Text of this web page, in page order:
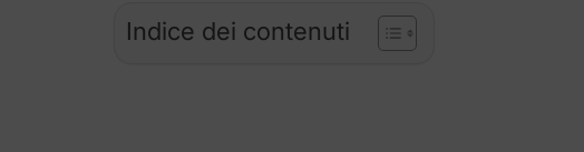
Indice dei contenuti